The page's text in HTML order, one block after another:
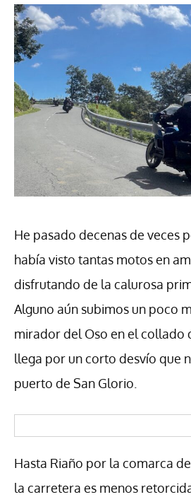
He pasado decenas de veces
había visto tantas motos en
disfrutando de la calurosa
Alguno aún subimos un poco
mirador del Oso en el collado
llega por un corto desvío que
puerto de San Glorio.
Hasta Riaño por la comarca
la carretera es menos